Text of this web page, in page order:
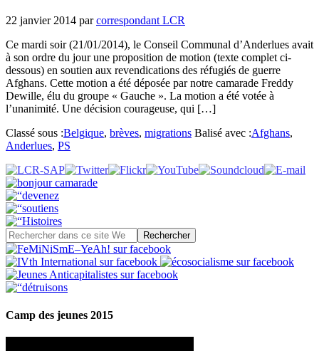
22 janvier 2014 parcorrespondant LCR
Ce mardi soir (21/01/2014), le Conseil Communal d’Anderlues avait
à son ordre du jour une proposition de motion (texte complet ci-
dessous) en soutien aux revendications des réfugiés de guerre
Afghans. Cette motion a été déposée par notre camarade Freddy
Dewille, élu du groupe « Gauche ». La motion a été votée à
l’unanimité. Une décision courageuse, qui […]
Classé sous :Belgique, brèves, migrations Balisé avec :Afghans,
Anderlues, PS
Camp des jeunes 2015